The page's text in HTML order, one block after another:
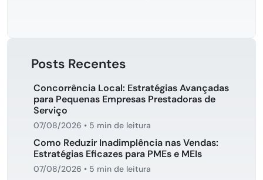
Posts Recentes
Concorrência Local: Estratégias Avançadas
para Pequenas Empresas Prestadoras de
Serviço
07/08/2026 • 5 min de leitura
Como Reduzir Inadimplência nas Vendas:
Estratégias Eficazes para PMEs e MEIs
07/08/2026 • 5 min de leitura